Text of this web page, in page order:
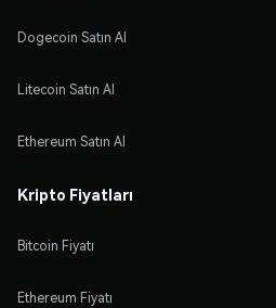
Dogecoin Satın Al
Litecoin Satın Al
Ethereum Satın Al
Kripto Fiyatları
Bitcoin Fiyatı
Ethereum Fiyatı